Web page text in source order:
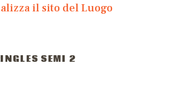
il sito del Luogo
SEMI 2